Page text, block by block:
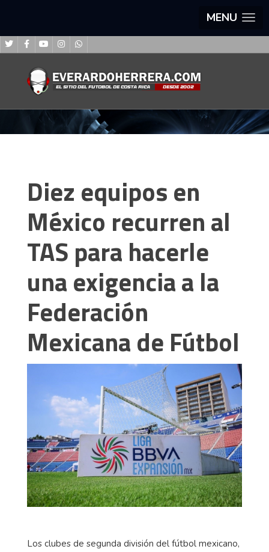
MENU
Diez equipos en
México recurren al
TAS para hacerle
una exigencia a la
Federación
Mexicana de Fútbol
Los clubes de segunda división del fútbol mexicano,